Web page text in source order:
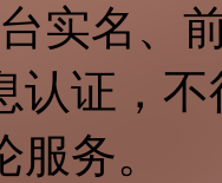
台实名、
认证，
务。